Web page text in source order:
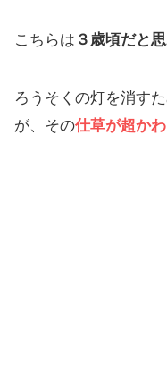
こちらは ３歳頃だと
ろうそくの灯を消す
が、その仕草が超か